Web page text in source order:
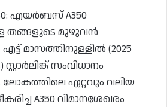
എയർബസ് A350
തങ്ങളുടെ മുഴുവൻ
മാസത്തിനുള്ളിൽ (2025
സംവിധാനം
ലോകത്തിലെ ഏറ്റവും വലിയ
A350 വിമാനശേഖരം